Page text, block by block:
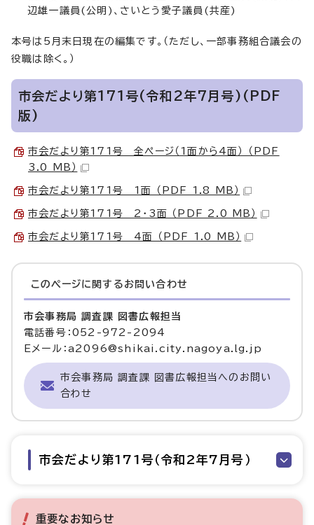
辺雄一議員(公明)、さいとう愛子議員(共産)
本号は5月末日現在の編集です。（ただし、一部事務組合議会の
役職は除く。）
市会だより第171号(令和2年7月号)(PDF
版)
市会だより第171号 全ページ（1面から4面） （PDF
3.0 MB）
市会だより第171号 1面 （PDF 1.8 MB）
市会だより第171号 2・3面 （PDF 2.0 MB）
市会だより第171号 4面 （PDF 1.0 MB）
このページに関する お問い合わせ
市会事務局 調査課 図書広報担当
電話番号：052-972-2094
Eメール：a2096@shikai.city.nagoya.lg.jp
市会事務局 調査課 図書広報担当へのお問い
合わせ
市会だより第171号（令和2年7月号）
重要なお知らせ